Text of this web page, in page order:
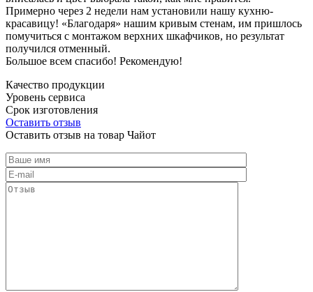
Примерно через 2 недели нам установили нашу кухню-
красавицу! «Благодаря» нашим кривым стенам, им пришлось
помучиться с монтажом верхних шкафчиков, но результат
получился отменный.
Большое всем спасибо! Рекомендую!
Качество продукции
Уровень сервиса
Срок изготовления
Оставить отзыв
Оставить отзыв на товар Чайот